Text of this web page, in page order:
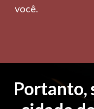
você.
Portanto,